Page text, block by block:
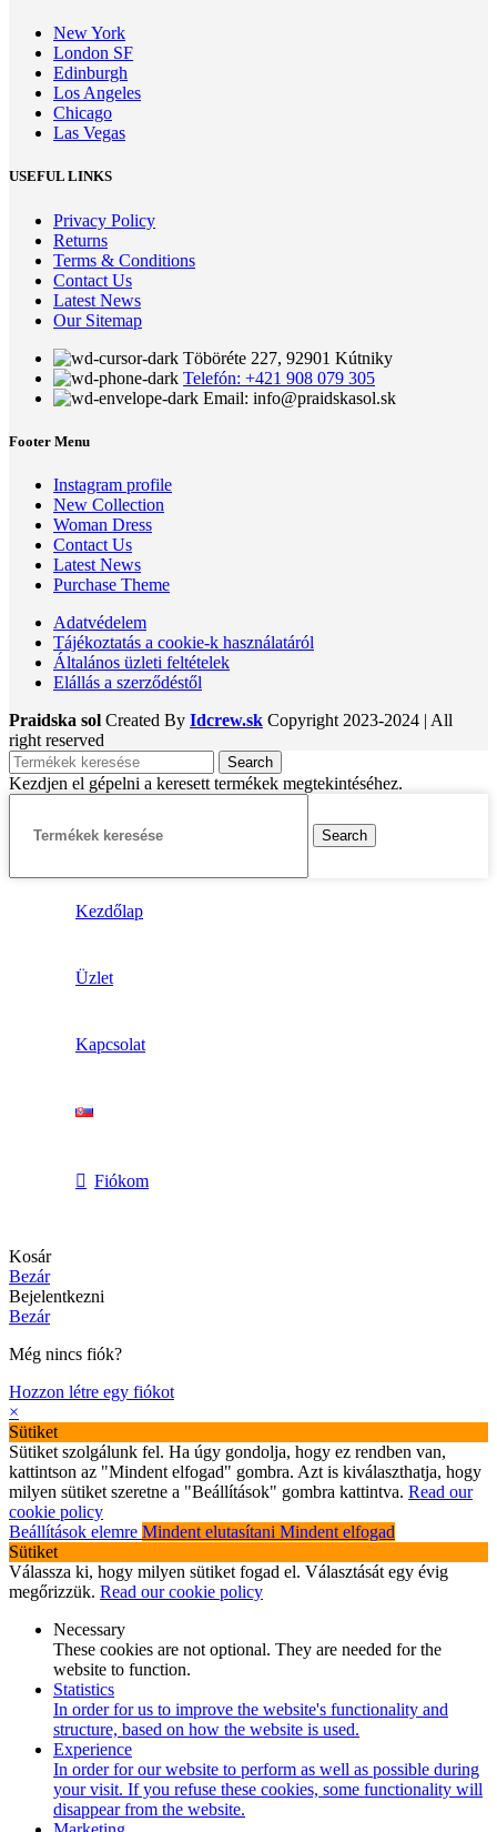
New York
London SF
Edinburgh
Los Angeles
Chicago
Las Vegas
USEFUL LINKS
Privacy Policy
Returns
Terms & Conditions
Contact Us
Latest News
Our Sitemap
Töböréte 227, 92901 Kútniky
Telefón: +421 908 079 305
Email: info@praidskasol.sk
Footer Menu
Instagram profile
New Collection
Woman Dress
Contact Us
Latest News
Purchase Theme
Adatvédelem
Tájékoztatás a cookie-k használatáról
Általános üzleti feltételek
Elállás a szerződéstől
Praidska sol Created By Idcrew.sk Copyright 2023-2024 | All
right reserved
Search
Kezdjen el gépelni a keresett termékek megtekintéséhez.
Search
Kezdőlap
Üzlet
Kapcsolat
Fiókom
Kosár
Bezár
Bejelentkezni
Bezár
Még nincs fiók?
Hozzon létre egy fiókot
×
Sütiket
Sütiket szolgálunk fel. Ha úgy gondolja, hogy ez rendben van,
kattintson az "Mindent elfogad" gombra. Azt is kiválaszthatja, hogy
milyen sütiket szeretne a "Beállítások" gombra kattintva. Read our
cookie policy
Beállítások elemre Mindent elutasítani Mindent elfogad
Sütiket
Válassza ki, hogy milyen sütiket fogad el. Választását egy évig
megőrizzük. Read our cookie policy
Necessary
These cookies are not optional. They are needed for the
website to function.
Statistics
In order for us to improve the website's functionality and
structure, based on how the website is used.
Experience
In order for our website to perform as well as possible during
your visit. If you refuse these cookies, some functionality will
disappear from the website.